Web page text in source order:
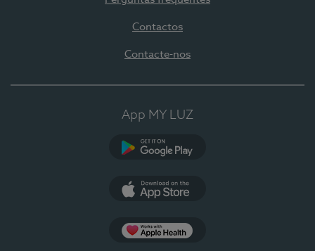
Contactos
Contacte-nos
App MY LUZ